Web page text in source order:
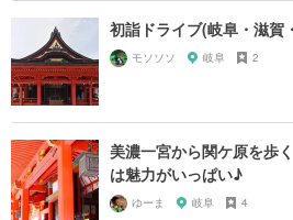
初詣ドライブ(岐阜・滋賀
モソソソ 岐阜 2
美濃一宮から関ケ原を歩
は魅力がいっぱい♪
ゆーま 岐阜 4